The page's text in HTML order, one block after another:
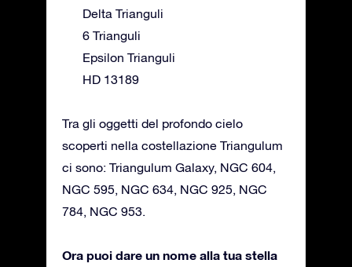
Delta Trianguli
6 Trianguli
Epsilon Trianguli
HD 13189
Tra gli oggetti del profondo cielo
scoperti nella costellazione Triangulum
ci sono: Triangulum Galaxy, NGC 604,
NGC 595, NGC 634, NGC 925, NGC
784, NGC 953.
Ora puoi dare un nome alla tua stella